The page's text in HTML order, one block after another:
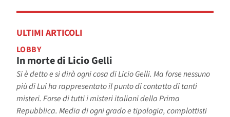
ULTIMI ARTICOLI
LOBBY
In morte di Licio Gelli
Si è detto e si dirà ogni cosa di Licio Gelli. Ma forse nessuno
più di Lui ha rappresentato il punto di contatto di tanti
misteri. Forse di tutti i misteri italiani della Prima
Repubblica. Media di ogni grado e tipologia, complottisti